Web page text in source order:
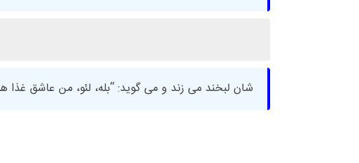
شان لبخند می زند و می گوید: “بله، لئو، من عاشق